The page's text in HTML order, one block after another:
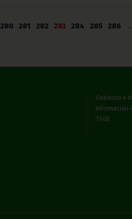
280 281 282 283 284 285 286
Gobierno e
Información
TVGE